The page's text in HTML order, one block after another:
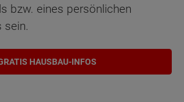
bzw. eines persönlichen
sein.
HAUSBAU-INFOS